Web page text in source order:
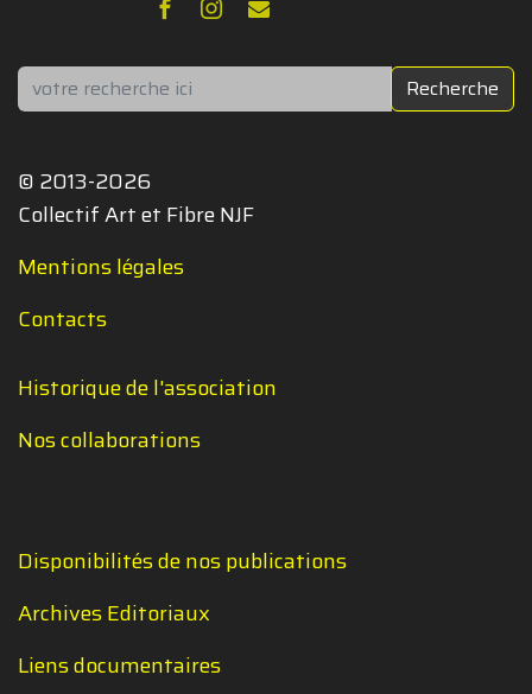
Rechercher Recherche
© 2013-2026
Collectif Art et Fibre NJF
Mentions légales
Contacts
Historique de l'association
Nos collaborations
Disponibilités de nos publications
Archives Editoriaux
Liens documentaires